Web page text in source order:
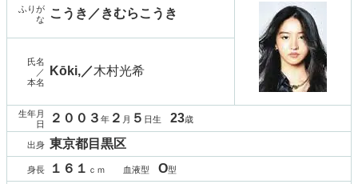
ふりが
な
こうき／きむらこうき
氏名
／
本名
Kōki,／木村光希
生年月
日
２００３年 ２ 月 ５ 日生23歳
出身 東京都目黒区
身長 １６１ ｃｍ 血液型O型